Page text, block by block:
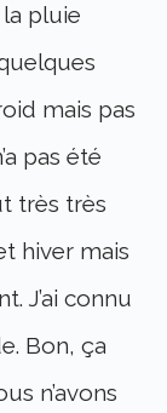
pluie
mais pas
pas été
très très
hiver mais
J’ai connu
Bon, ça
n’avons